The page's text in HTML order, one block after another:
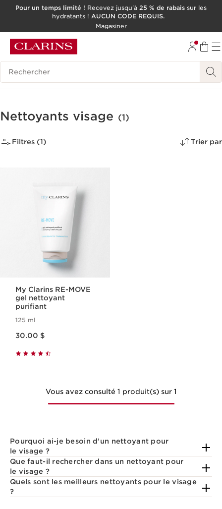
ALLER AU CONTENU
OUTIL D'ACCESSIBILITÉ
Pour un temps limité ! Recevez jusqu'à 25 % de rabais sur les
hydratants ! AUCUN CODE REQUIS.
Magasiner
Historique des recherches
Nettoyants visage (1)
Filtres (1) Trier par
My Clarins RE-MOVE
gel nettoyant
purifiant
125 ml
30.00 $
Vous avez consulté 1 produit(s) sur 1
Pourquoi ai-je besoin d’un nettoyant pour
le visage ?
Que faut-il rechercher dans un nettoyant pour
le visage ?
Quels sont les meilleurs nettoyants pour le visage
?